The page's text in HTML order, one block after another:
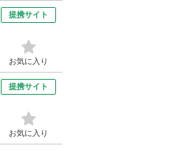
提携サイト
お気に入り
提携サイト
お気に入り